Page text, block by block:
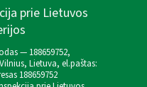
prie Lietuvos
— 188659752,
Lietuva, el.paštas:
188659752